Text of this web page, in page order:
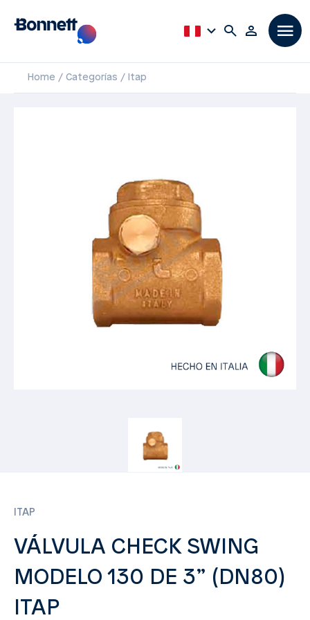
Home Categorías Itap
ITAP
VÁLVULA CHECK SWING
MODELO 130 DE 3” (DN80)
ITAP